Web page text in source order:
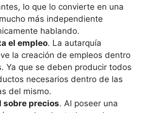
lo que lo convierte en una
más independiente
hablando.
el empleo. La autarquía
la creación de empleos dentro
Ya que se deben producir todos
necesarios dentro de las
del mismo.
sobre precios. Al poseer una